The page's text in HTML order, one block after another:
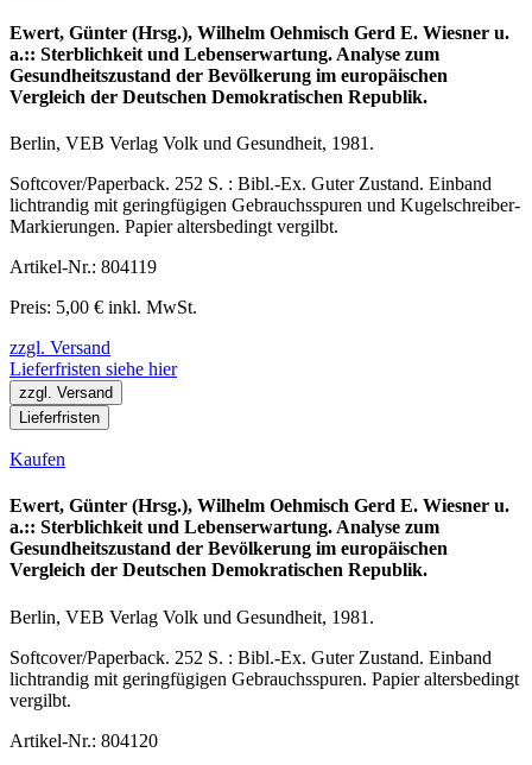
Ewert, Günter (Hrsg.), Wilhelm Oehmisch Gerd E. Wiesner u.
a.:: Sterblichkeit und Lebenserwartung. Analyse zum
Gesundheitszustand der Bevölkerung im europäischen
Vergleich der Deutschen Demokratischen Republik.
Berlin, VEB Verlag Volk und Gesundheit, 1981.
Softcover/Paperback. 252 S. : Bibl.-Ex. Guter Zustand. Einband
lichtrandig mit geringfügigen Gebrauchsspuren und Kugelschreiber-
Markierungen. Papier altersbedingt vergilbt.
Artikel-Nr.: 804119
Preis: 5,00 € inkl. MwSt.
zzgl. Versand
Lieferfristen siehe hier
zzgl. Versand
Lieferfristen
Kaufen
Ewert, Günter (Hrsg.), Wilhelm Oehmisch Gerd E. Wiesner u.
a.:: Sterblichkeit und Lebenserwartung. Analyse zum
Gesundheitszustand der Bevölkerung im europäischen
Vergleich der Deutschen Demokratischen Republik.
Berlin, VEB Verlag Volk und Gesundheit, 1981.
Softcover/Paperback. 252 S. : Bibl.-Ex. Guter Zustand. Einband
lichtrandig mit geringfügigen Gebrauchsspuren. Papier altersbedingt
vergilbt.
Artikel-Nr.: 804120